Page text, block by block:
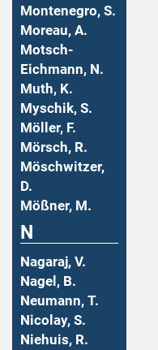
Montenegro, S.
Moreau, A.
Motsch-
Eichmann, N.
Muth, K.
Myschik, S.
Möller, F.
Mörsch, R.
Möschwitzer,
D.
Mößner, M.
N
Nagaraj, V.
Nagel, B.
Neumann, T.
Nicolay, S.
Niehuis, R.